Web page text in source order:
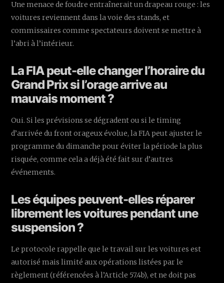
Une menace de foudre entraînerait un drapeau rouge : les
voitures reviennent dans la voie des stands, et
commissaires comme spectateurs doivent se mettre à
l’abri à l’intérieur.
La FIA peut-elle changer l’horaire du
Grand Prix si l’orage arrive au
mauvais moment ?
Oui. Si les prévisions se dégradent ou si le timing
d’arrivée du front orageux évolue, la FIA peut ajuster le
programme du dimanche pour éviter la période la plus
risquée, comme cela a déjà été fait sur d’autres
événements.
Les équipes peuvent-elles réparer
librement les voitures pendant une
suspension ?
Le protocole rappelle que le travail sur les voitures est
autorisé mais limité aux opérations listées par le
règlement (référencées à l’Article 57.4b), et ne doit pas